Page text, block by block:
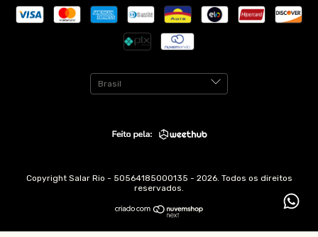
Copyright Salar Rio - 50564185000135 - 2026. Todos os direitos
reservados.